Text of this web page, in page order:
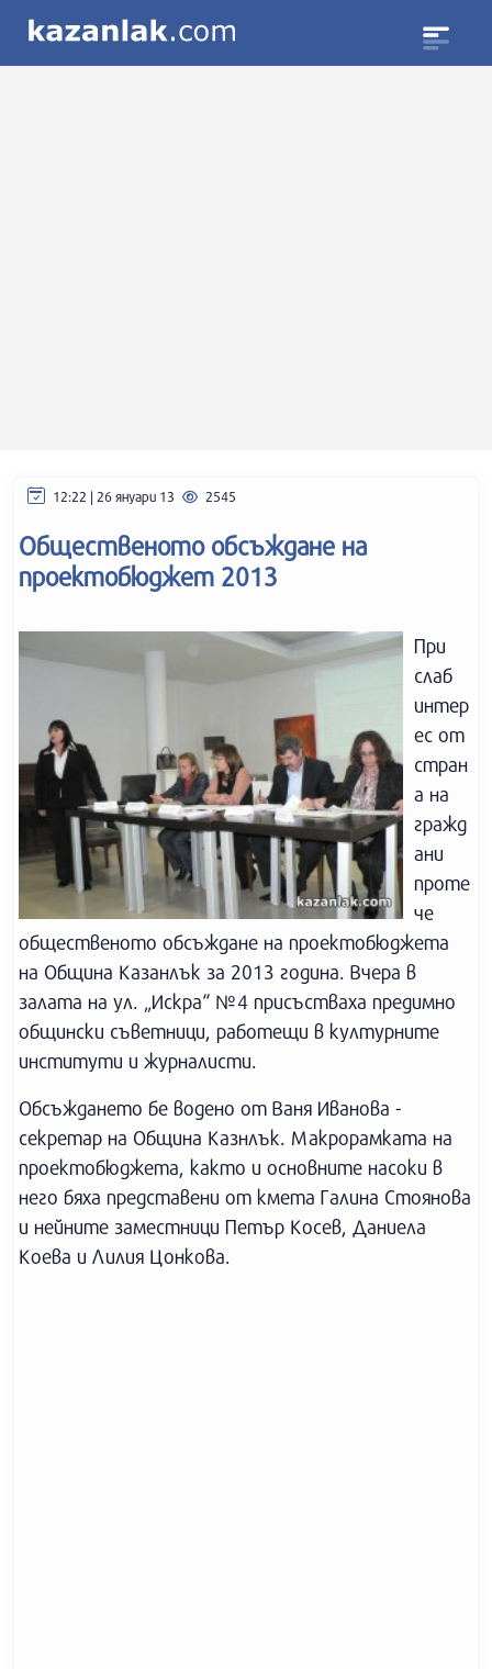
12:22 | 26 януари 13 2545
Общественото обсъждане на
проектобюджет 2013
При
слаб
интер
ес от
стран
а на
гражд
ани
проте
че
общественото обсъждане на проектобюджета
на Община Казанлък за 2013 година. Вчера в
залата на ул. „Искра“ №4 присъстваха предимно
общински съветници, работещи в културните
институти и журналисти.
Обсъждането бе водено от Ваня Иванова -
секретар на Община Казнлък. Макрорамката на
проектобюджета, както и основните насоки в
него бяха представени от кмета Галина Стоянова
и нейните заместници Петър Косев, Даниела
Коева и Лилия Цонкова.